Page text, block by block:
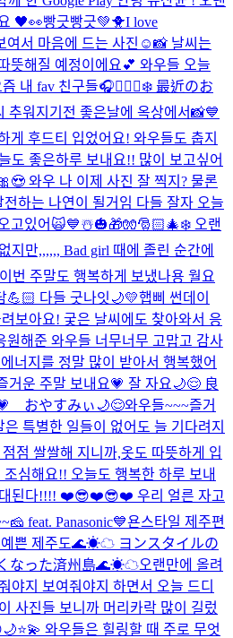
🖤👀빵긋빵긋💚🐥I love
여서 마음에 드는 사진☺️📸 날씨는
뜻해질 예정이에요💕 와우들 오늘
즘 내 fav 친구들🎧🧘🏻‍♀️❄️ 最近のお
추워지기전 좋은날에 옥상에서📸💙
게 후드티 입었어요! 와우들도 춥지
도 좋은하루 보내요!! 많이 보고싶어
와우 나 이제 사진 잘 찍지? 물론
하는 나연이 될거임 다들 잘자 오늘
고있어🙀💙☃️🎃🎁🧤🎅🏻🎄❄️ 오랜
지만,,,,,, Bad girl 때에 졸린 순간에
번 주말도 행복하게 보냈나용 월요
💪🏻 다들 굿나잇🌙💛햅삐 썬데이
보아요! 궂은 날씨에도 찾아와서 응
원해준 와우들 너무너무 고맙고 감사
너지를 정말 많이 받아서 행복했어
거운 주말 보내요💗 잘 자요🌙😌 良
おやすみぃ🌙😌와우들~~~즐거
특별한 일들이 없어도 늘 기다려지
점 쌀쌀해 지니까,옷도 따뜻하게 입
심해요!! 오늘도 행복한 하루 보내
대된다!!!! ❤️😎❤️😎❤️ 우리 얼른 자고
feat. Panasonic💙욘스타일 제주편
예쁜 제주도🌊☀︎☁︎ ヨンスタイルの
なった済州島🌊☀︎☁︎오랜만에 올려
야지 보여줘야지 하면서 오늘 드디
사진들 보니까 머리카락 많이 길렀
🌙⭐️💫 와우들은 힐링할 때 주로 무엇